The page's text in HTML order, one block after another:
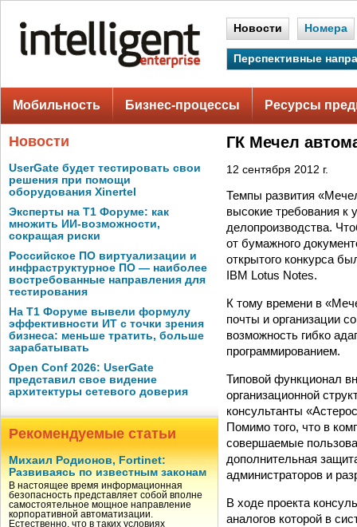
Новости Номера
Перспективные
Мобильность Бизнес-процессы Ресурсы
Новости
UserGate будет тестировать свои
решения при помощи
оборудования Xinertel
Эксперты на Т1 Форуме: как
множить ИИ-возможности,
сокращая риски
Российское ПО виртуализации и
инфраструктурное ПО — наиболее
востребованные направления для
тестирования
На Т1 Форуме вывели формулу
эффективности ИТ с точки зрения
бизнеса: меньше тратить, больше
зарабатывать
Open Conf 2026: UserGate
представил свое видение
архитектуры сетевого доверия
Рекомендуемые статьи
Михаил Родионов, Fortinet:
Развиваясь по известным законам
В настоящее время информационная
безопасность представляет собой вполне
самостоятельное мощное направление
корпоративной автоматизации.
Естественно, что в таких условиях
ГК Мечел
12 сентября 2012 г.
Темпы развития
высокие требования к
делопроизводства.
от бумажного
открытого конкурса
IBM Lotus Notes.
К тому времени в
почты и организации
возможность гибко
программированием.
Типовой функционал
организационной
консультанты
Помимо того, что в
совершаемые
дополнительная
администраторов и
В ходе проекта
аналогов которой в